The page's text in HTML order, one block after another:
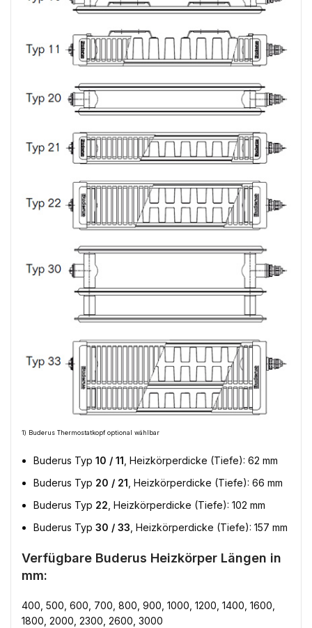
1) Buderus Thermostatkopf optional wählbar
Buderus Typ 10 / 11 , Heizkörperdicke (Tiefe): 62 mm
Buderus Typ 20 / 21 , Heizkörperdicke (Tiefe): 66 mm
Buderus Typ 22 , Heizkörperdicke (Tiefe): 102 mm
Buderus Typ 30 / 33 , Heizkörperdicke (Tiefe): 157 mm
Verfügbare Buderus Heizkörper Längen in
mm:
400, 500, 600, 700, 800, 900, 1000, 1200, 1400, 1600,
1800, 2000, 2300, 2600, 3000